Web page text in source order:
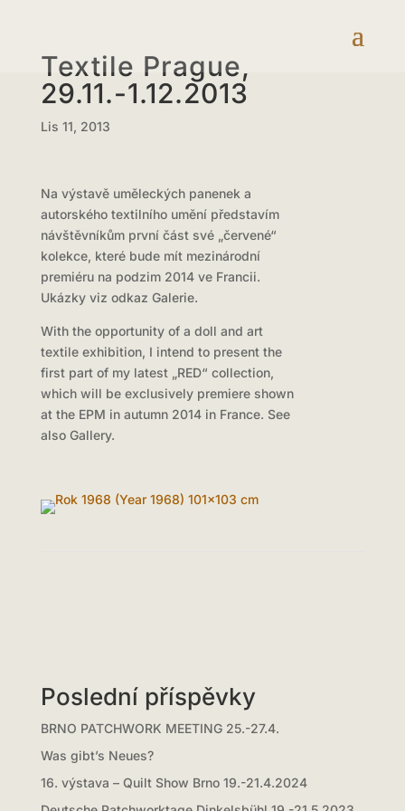
Textile Prague,
29.11.-1.12.2013
Lis 11, 2013
Na výstavě uměleckých panenek a
autorského textilního umění představím
návštěvníkům první část své „červené“
kolekce, které bude mít mezinárodní
premiéru na podzim 2014 ve Francii.
Ukázky viz odkaz Galerie.
With the opportunity of a doll and art
textile exhibition, I intend to present the
first part of my latest „RED“ collection,
which will be exclusively premiere shown
at the EPM in autumn 2014 in France. See
also Gallery.
Poslední příspěvky
BRNO PATCHWORK MEETING 25.-27.4.
Was gibt’s Neues?
16. výstava – Quilt Show Brno 19.-21.4.2024